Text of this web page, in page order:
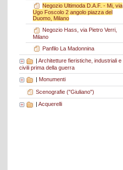
Negozio Ultimoda D.A.F. - Mi, via
Ugo Foscolo 2 angolo piazza del
Duomo, Milano
Negozio Hass, via Pietro Verri,
Milano
Panfilo La Madonnina
Architetture fieristiche, industriali e
civili prima della guerra
| Monumenti
Scenografie ("Giuliano")
| Acquerelli